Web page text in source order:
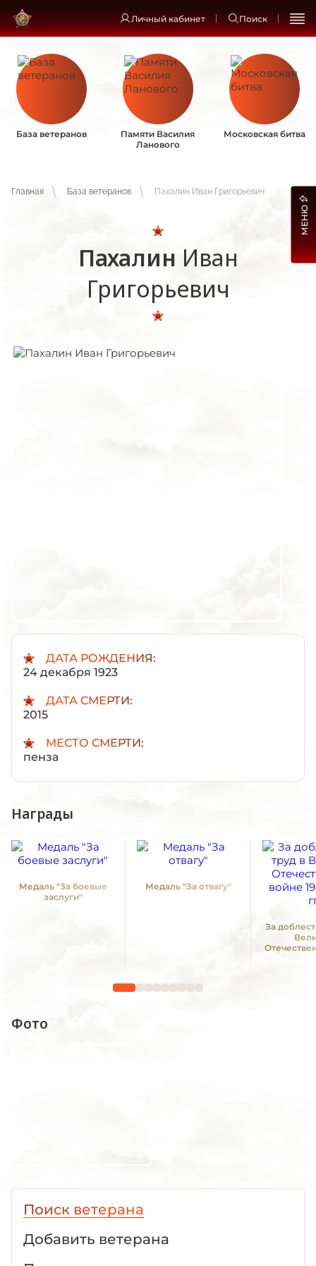
Личный кабинет Поиск
База ветеранов
Памяти Василия
Ланового
Московская битва
Главная База ветеранов Пахалин Иван Григорьевич
Пахалин Иван
Григорьевич
ДАТА РОЖДЕНИЯ:
24 декабря 1923
ДАТА СМЕРТИ:
2015
МЕСТО СМЕРТИ:
пенза
Награды
Медаль "За боевые
заслуги"
Медаль "За отвагу"
За
Фото
Поиск ветерана
Добавить ветерана
МЕНЮ